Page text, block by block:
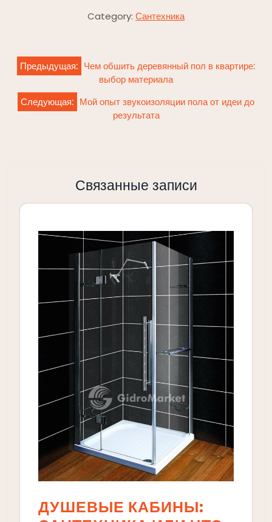
Category: Сантехника
Навигация
по
записям
Предыдущая: Чем обшить деревянный пол в квартире:
выбор материала
Следующая: Мой опыт звукоизоляции пола от идеи до
результата
Связанные записи
ДУШЕВЫЕ КАБИНЫ: